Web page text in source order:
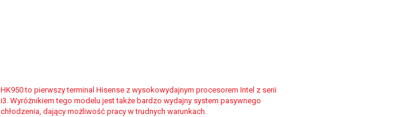
HK950 to pierwszy terminal Hisense z wysokowydajnym procesorem Intel z serii
i3. Wyróżnikiem tego modelu jest także bardzo wydajny system pasywnego
chłodzenia, dający możliwość pracy w trudnych warunkach.